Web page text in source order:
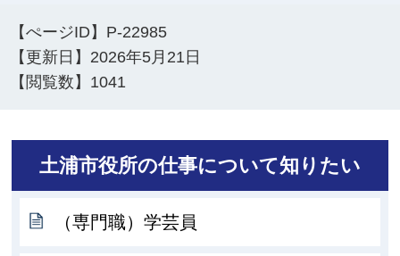
【ぺージID】 P-22985
【更新日】 2026年5月21日
【閲覧数】 1041
土浦市役所の仕事について知りたい
（専門職）学芸員